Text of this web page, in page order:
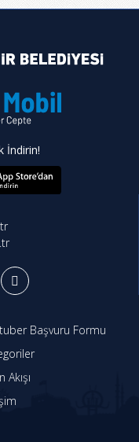
İndirin!
Başvuru Formu
Akışı